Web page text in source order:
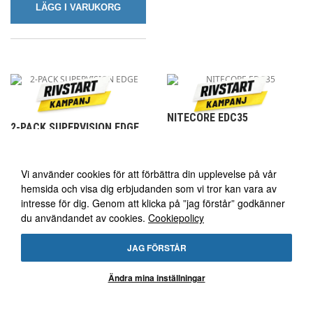
Vi använder cookies för att förbättra din upplevelse på vår
hemsida och visa dig erbjudanden som vi tror kan vara av
intresse för dig. Genom att klicka på ”jag förstår” godkänner
du användandet av cookies. Cookiepolicy
JAG FÖRSTÅR
Ändra mina inställningar
LÄGG I VARUKORG
2-PACK SUPERVISION EDGE
Populär
Ultrakompakt
5 blixtljusmönster
ECE R10/65 klass
2 års garanti
790 kr
NITECORE EDC35
Sökarljus-läge
Uppladdningsbar
Lumin Shield-lås
5 års garanti
1 295 kr
LÄGG I VARUKORG